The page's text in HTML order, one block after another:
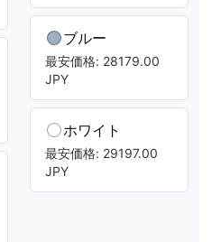
ブルー
最安価格: 28179.00
JPY
ホワイト
最安価格: 29197.00
JPY